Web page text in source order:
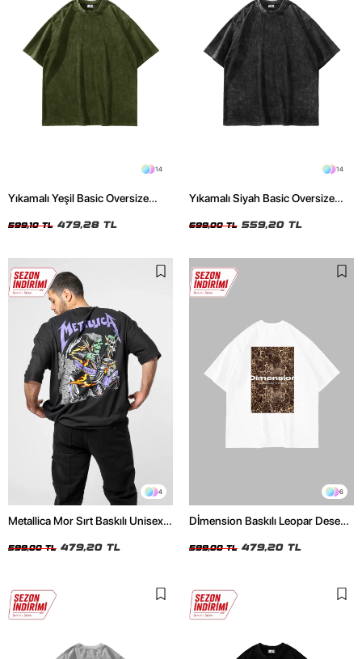
14
Yıkamalı Yeşil Basic Oversize
599,10 TL 479,28 TL
14
Yıkamalı Siyah Basic Oversize
699,00 TL 559,20 TL
4
Metallica Mor Sırt Baskılı Unisex
599,00 TL 479,20 TL
6
Dİmension Baskılı Leopar Desenli
Tshirt
599,00 TL 479,20 TL